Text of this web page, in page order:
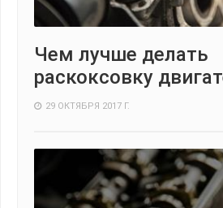
Чем лучше делать
раскоксовку
29 ОКТЯБРЯ 2017 Г.